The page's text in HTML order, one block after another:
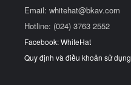
Email: whitehat@bkav.com
Hotline: (024) 3763 2552
Facebook: WhiteHat
Quy định và điều khoản sử dụng